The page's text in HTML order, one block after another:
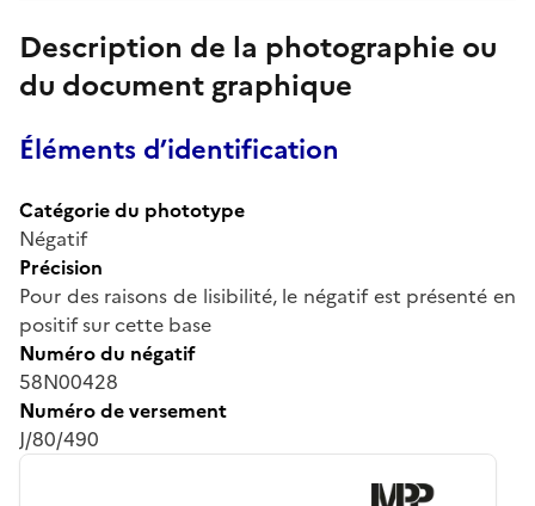
Description de la photographie ou
du document graphique
Éléments d’identification
Catégorie du phototype
Négatif
Précision
Pour des raisons de lisibilité, le négatif est présenté en
positif sur cette base
Numéro du négatif
58N00428
Numéro de versement
J/80/490